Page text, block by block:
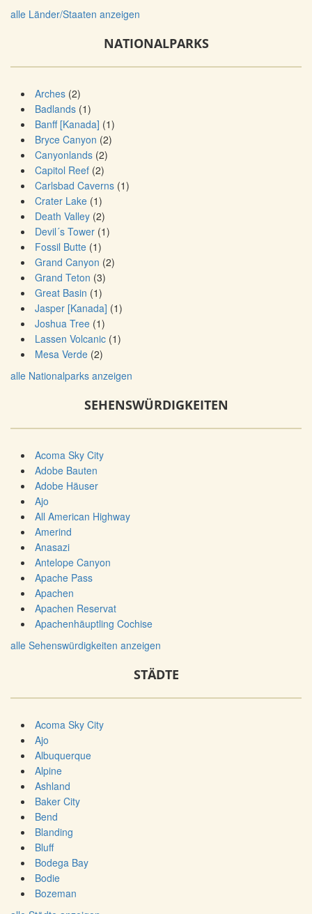
alle Länder/Staaten anzeigen
NATIONALPARKS
Arches (2)
Badlands (1)
Banff [Kanada] (1)
Bryce Canyon (2)
Canyonlands (2)
Capitol Reef (2)
Carlsbad Caverns (1)
Crater Lake (1)
Death Valley (2)
Devil´s Tower (1)
Fossil Butte (1)
Grand Canyon (2)
Grand Teton (3)
Great Basin (1)
Jasper [Kanada] (1)
Joshua Tree (1)
Lassen Volcanic (1)
Mesa Verde (2)
alle Nationalparks anzeigen
SEHENSWÜRDIGKEITEN
Acoma Sky City
Adobe Bauten
Adobe Häuser
Ajo
All American Highway
Amerind
Anasazi
Antelope Canyon
Apache Pass
Apachen
Apachen Reservat
Apachenhäuptling Cochise
alle Sehenswürdigkeiten anzeigen
STÄDTE
Acoma Sky City
Ajo
Albuquerque
Alpine
Ashland
Baker City
Bend
Blanding
Bluff
Bodega Bay
Bodie
Bozeman